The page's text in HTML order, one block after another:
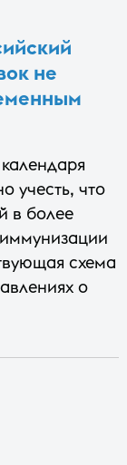
не
учесть, что
в более
схема
о